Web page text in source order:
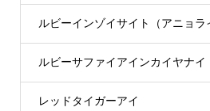
ルビーインゾイサイト（アニョラ
ルビーサファイアインカイヤナイ
レッドタイガーアイ